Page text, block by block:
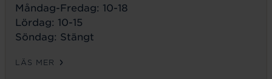
Måndag-Fredag: 10-18
Lördag: 10-15
Söndag: Stängt
LÄS MER